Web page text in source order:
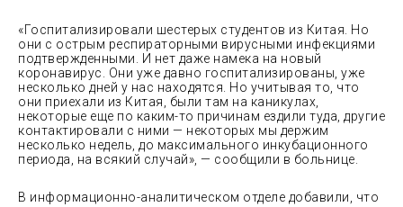
«Госпитализировали шестерых студентов из Китая. Но
они с острым респираторными вирусными инфекциями
подтвержденными. И нет даже намека на новый
коронавирус. Они уже давно госпитализированы, уже
несколько дней у нас находятся. Но учитывая то, что
они приехали из Китая, были там на каникулах,
некоторые еще по каким-то причинам ездили туда, другие
контактировали с ними — некоторых мы держим
несколько недель, до максимального инкубационного
периода, на всякий случай», — сообщили в больнице.
В информационно-аналитическом отделе добавили, что